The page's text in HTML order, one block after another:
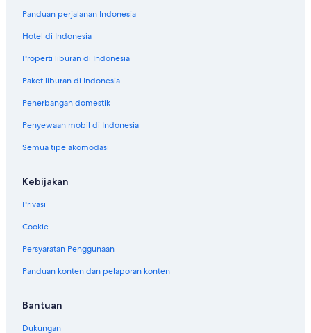
Panduan perjalanan Indonesia
Hotel di Indonesia
Properti liburan di Indonesia
Paket liburan di Indonesia
Penerbangan domestik
Penyewaan mobil di Indonesia
Semua tipe akomodasi
Kebijakan
Privasi
Cookie
Persyaratan Penggunaan
Panduan konten dan pelaporan konten
Bantuan
Dukungan